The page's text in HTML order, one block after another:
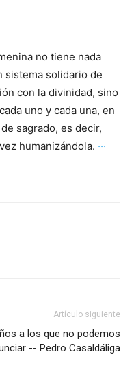
no tiene nada
sistema solidario de
con la divinidad, sino
uno y cada una, en
sagrado, es decir,
humanizándola. ···
Artículo siguiente
a los que no podemos
-- Pedro Casaldáliga